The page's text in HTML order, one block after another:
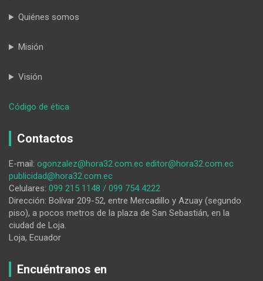
Quiénes somos
Misión
Visión
Código de ética
los
aún
no
inicia
en
Zapotillo
Contactos
E-mail: ogonzalez@hora32.com.ec editor@hora32.com.ec
publicidad@hora32.com.ec
Celulares: 099 215 1148 / 099 754 4222
Dirección: Bolívar 209-52, entre Mercadillo y Azuay (segundo
piso), a pocos metros de la plaza de San Sebastián, en la
ciudad de Loja.
Loja, Ecuador
Encuéntranos en